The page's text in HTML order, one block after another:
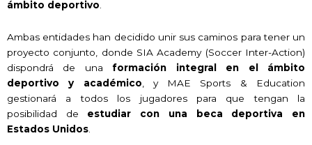
ámbito deportivo
Ambas entidades han decidido unir sus caminos para tener un
proyecto conjunto, donde SIA Academy (Soccer Inter-Action)
dispondrá de una formación integral en el ámbito
deportivo y académico , y MAE Sports & Education
gestionará a todos los jugadores para que tengan la
posibilidad de estudiar con una beca deportiva en
Estados Unidos